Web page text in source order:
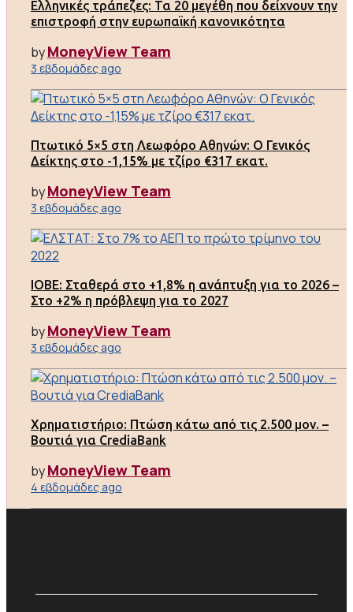
Ελληνικές τράπεζες: Τα 20 μεγέθη που δείχνουν την
επιστροφή στην ευρωπαϊκή κανονικότητα
byMoneyView Team
3 εβδομάδες ago
Πτωτικό 5×5 στη Λεωφόρο Αθηνών: Ο Γενικός
Δείκτης στο -1,15% με τζίρο €317 εκατ.
byMoneyView Team
3 εβδομάδες ago
ΙΟΒΕ: Σταθερά στο +1,8% η ανάπτυξη για το 2026 –
Στο +2% η πρόβλεψη για το 2027
byMoneyView Team
3 εβδομάδες ago
Χρηματιστήριο: Πτώση κάτω από τις 2.500 μον. –
Βουτιά για CrediaBank
byMoneyView Team
4 εβδομάδες ago